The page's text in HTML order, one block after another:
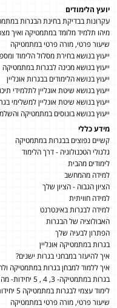
יועץ הלימודים
עקרונות בבדיקת בחינת הבגרות
מיהו תלמיד מלומד במתמטיקה ואיך
שיעור פרטי, מורה פרטי במתמטיקה
ייעוץ בנושא בחירת מסלול הלימוד
ייעוץ בנושא מכינה לבגרות במתמטיקה
ייעוץ בנושא הלימודים בבגרות אונליין
ייעוץ בנושא שיטת אונליין לתלמידי
ייעוץ בנושא שיטת אונליין למשלימי
ייעוץ בנושא בונוסים במתמטיקה
מידע כללי
קשיים נפוצים בבגרות במתמטיקה
גלגולי הטכנולוגיה - דרך הלימוד
לימודים מהבית
למידה מהמחשב
הציון הגבוה - הציון שלך
למידה חוויתית
למידה לבגרות באינטרנט
האבולוציה של הבגרות
הפתרון לבעיה שלך
בגרות במתמטיקה אונליין
איך להיעזר במבחני בגרות ישנים?
איך ללמוד למבחן בגרות במתמטיקה
בגרות במתמטיקה- 3, 4 , 5 יחידות- מה ההבדל?
לימוד עצמי לבגרות במתמטיקה 5 יחידות, 4 יחידות ו- 3 יחידות לימוד
שיעור פרטי, מורה פרטי במתמטיקה